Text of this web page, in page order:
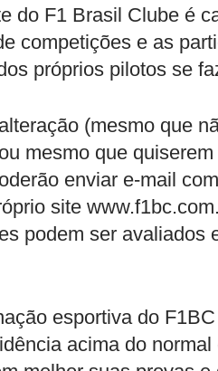
do F1 Brasil Clube é
competições e as
próprios pilotos se
(mesmo que
mesmo que
enviar e-mail
site
podem ser avaliados
esportiva do
acima do